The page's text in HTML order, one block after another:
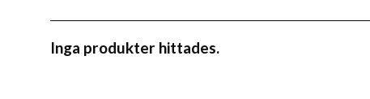
Inga produkter hittades.